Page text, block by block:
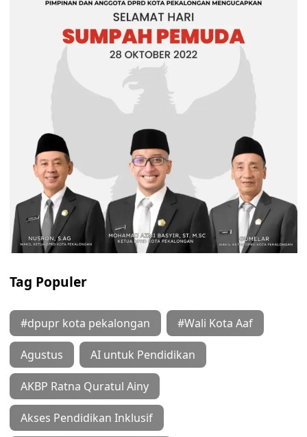
Tag Populer
#dpupr kota pekalongan #Wali Kota Aaf
Agustus AI untuk Pendidikan
AKBP Ratna Quratul Ainy
Akses Pendidikan Inklusif